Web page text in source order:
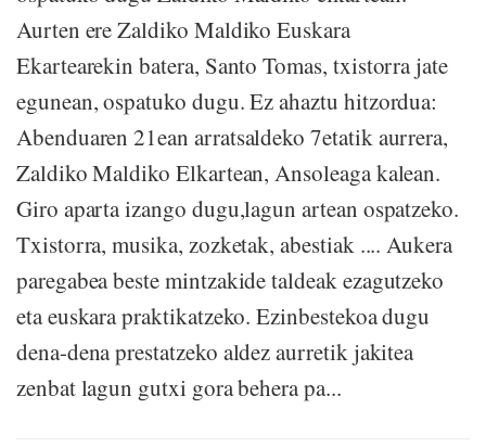
Aurten ere Zaldiko Maldiko Euskara
Ekartearekin batera, Santo Tomas, txistorra jate
egunean, ospatuko dugu. Ez ahaztu hitzordua:
Abenduaren 21ean arratsaldeko 7etatik aurrera,
Zaldiko Maldiko Elkartean, Ansoleaga kalean.
Giro aparta izango dugu,lagun artean ospatzeko.
Txistorra, musika, zozketak, abestiak .... Aukera
paregabea beste mintzakide taldeak ezagutzeko
eta euskara praktikatzeko. Ezinbestekoa dugu
dena-dena prestatzeko aldez aurretik jakitea
zenbat lagun gutxi gora behera pa...